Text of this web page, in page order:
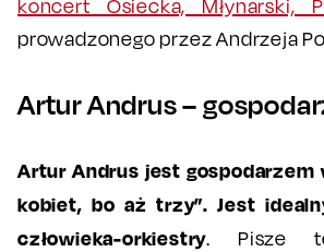
koncert Osiecka, Młynarski,
prowadzonego przez Andrzeja
Artur Andrus –
Artur Andrus jest gospodarzem
kobiet, bo aż trzy”. Jest
człowieka-orkiestry. Pisze